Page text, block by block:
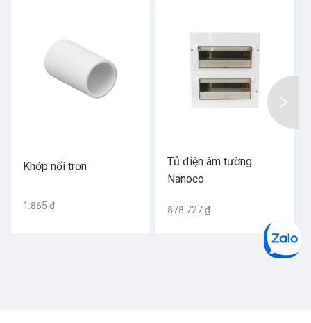
Khớp nối trơn
1.865 ₫
Tủ điện âm tường
Nanoco
878.727 ₫